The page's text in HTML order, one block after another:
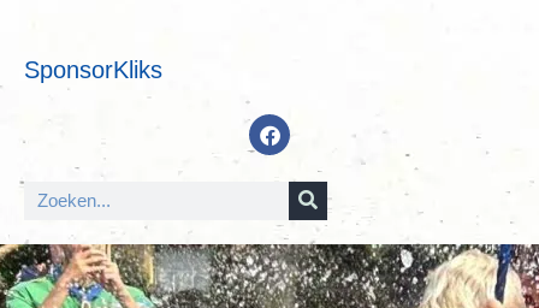
SponsorKliks